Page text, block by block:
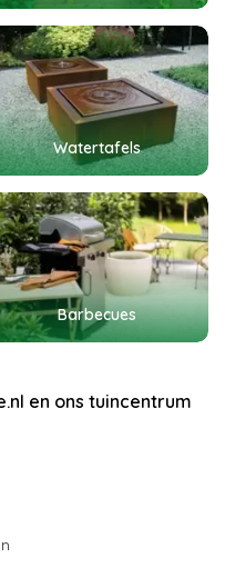
Watertafels
Barbecues
en ons tuincentrum